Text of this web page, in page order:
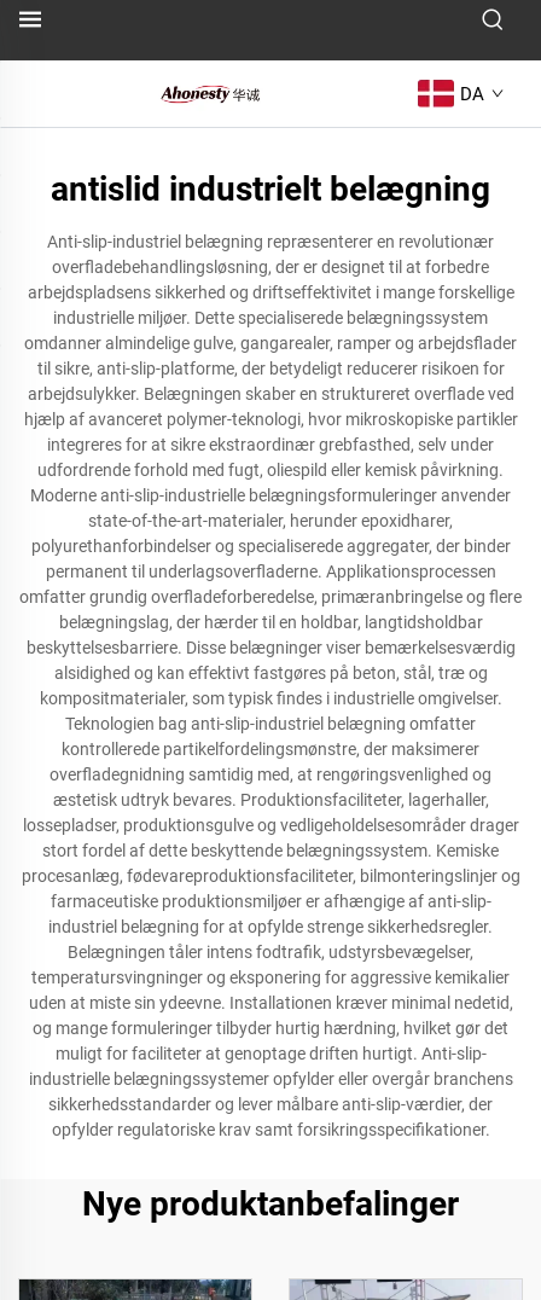
DA
antislid industrielt belægning
Anti-slip-industriel belægning repræsenterer en revolutionær
overfladebehandlingsløsning, der er designet til at forbedre
arbejdspladsens sikkerhed og driftseffektivitet i mange forskellige
industrielle miljøer. Dette specialiserede belægningssystem
omdanner almindelige gulve, gangarealer, ramper og arbejdsflader
til sikre, anti-slip-platforme, der betydeligt reducerer risikoen for
arbejdsulykker. Belægningen skaber en struktureret overflade ved
hjælp af avanceret polymer-teknologi, hvor mikroskopiske partikler
integreres for at sikre ekstraordinær grebfasthed, selv under
udfordrende forhold med fugt, oliespild eller kemisk påvirkning.
Moderne anti-slip-industrielle belægningsformuleringer anvender
state-of-the-art-materialer, herunder epoxidharer,
polyurethanforbindelser og specialiserede aggregater, der binder
permanent til underlagsoverfladerne. Applikationsprocessen
omfatter grundig overfladeforberedelse, primæranbringelse og flere
belægningslag, der hærder til en holdbar, langtidsholdbar
beskyttelsesbarriere. Disse belægninger viser bemærkelsesværdig
alsidighed og kan effektivt fastgøres på beton, stål, træ og
kompositmaterialer, som typisk findes i industrielle omgivelser.
Teknologien bag anti-slip-industriel belægning omfatter
kontrollerede partikelfordelingsmønstre, der maksimerer
overfladegnidning samtidig med, at rengøringsvenlighed og
æstetisk udtryk bevares. Produktionsfaciliteter, lagerhaller,
lossepladser, produktionsgulve og vedligeholdelsesområder drager
stort fordel af dette beskyttende belægningssystem. Kemiske
procesanlæg, fødevareproduktionsfaciliteter, bilmonteringslinjer og
farmaceutiske produktionsmiljøer er afhængige af anti-slip-
industriel belægning for at opfylde strenge sikkerhedsregler.
Belægningen tåler intens fodtrafik, udstyrsbevægelser,
temperatursvingninger og eksponering for aggressive kemikalier
uden at miste sin ydeevne. Installationen kræver minimal nedetid,
og mange formuleringer tilbyder hurtig hærdning, hvilket gør det
muligt for faciliteter at genoptage driften hurtigt. Anti-slip-
industrielle belægningssystemer opfylder eller overgår branchens
sikkerhedsstandarder og lever målbare anti-slip-værdier, der
opfylder regulatoriske krav samt forsikringsspecifikationer.
Nye produktanbefalinger